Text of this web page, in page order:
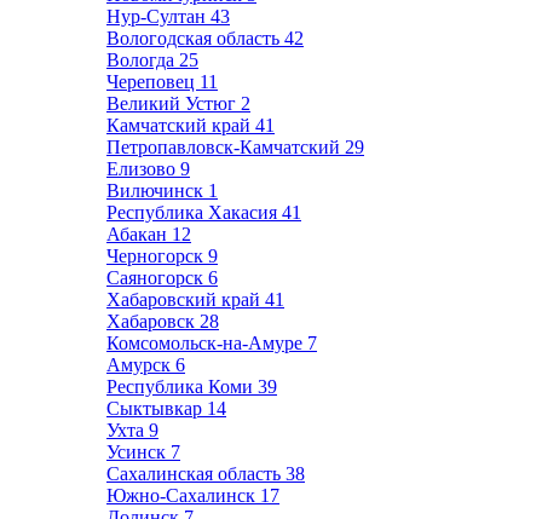
Нур-Султан 43
Вологодская область 42
Вологда 25
Череповец 11
Великий Устюг 2
Камчатский край 41
Петропавловск-Камчатский 29
Елизово 9
Вилючинск 1
Республика Хакасия 41
Абакан 12
Черногорск 9
Саяногорск 6
Хабаровский край 41
Хабаровск 28
Комсомольск-на-Амуре 7
Амурск 6
Республика Коми 39
Сыктывкар 14
Ухта 9
Усинск 7
Сахалинская область 38
Южно-Сахалинск 17